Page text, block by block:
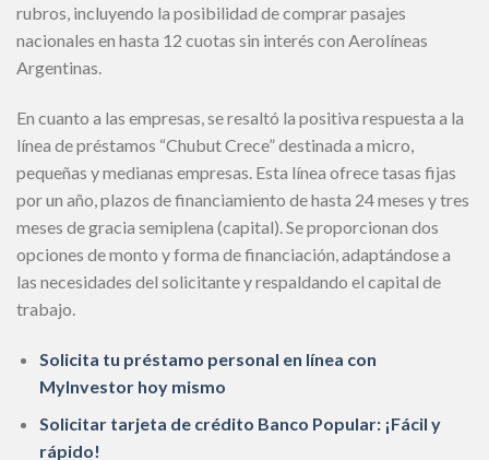
rubros, incluyendo la posibilidad de comprar pasajes
nacionales en hasta 12 cuotas sin interés con Aerolíneas
Argentinas.
En cuanto a las empresas, se resaltó la positiva respuesta a la
línea de préstamos “Chubut Crece” destinada a micro,
pequeñas y medianas empresas. Esta línea ofrece tasas fijas
por un año, plazos de financiamiento de hasta 24 meses y tres
meses de gracia semiplena (capital). Se proporcionan dos
opciones de monto y forma de financiación, adaptándose a
las necesidades del solicitante y respaldando el capital de
trabajo.
Solicita tu préstamo personal en línea con
MyInvestor hoy mismo
Solicitar tarjeta de crédito Banco Popular: ¡Fácil y
rápido!